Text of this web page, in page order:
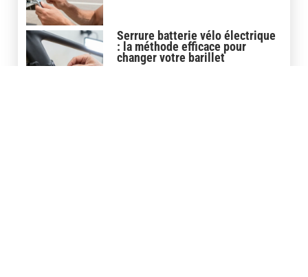
Serrure batterie vélo électrique
: la méthode efficace pour
changer votre barillet